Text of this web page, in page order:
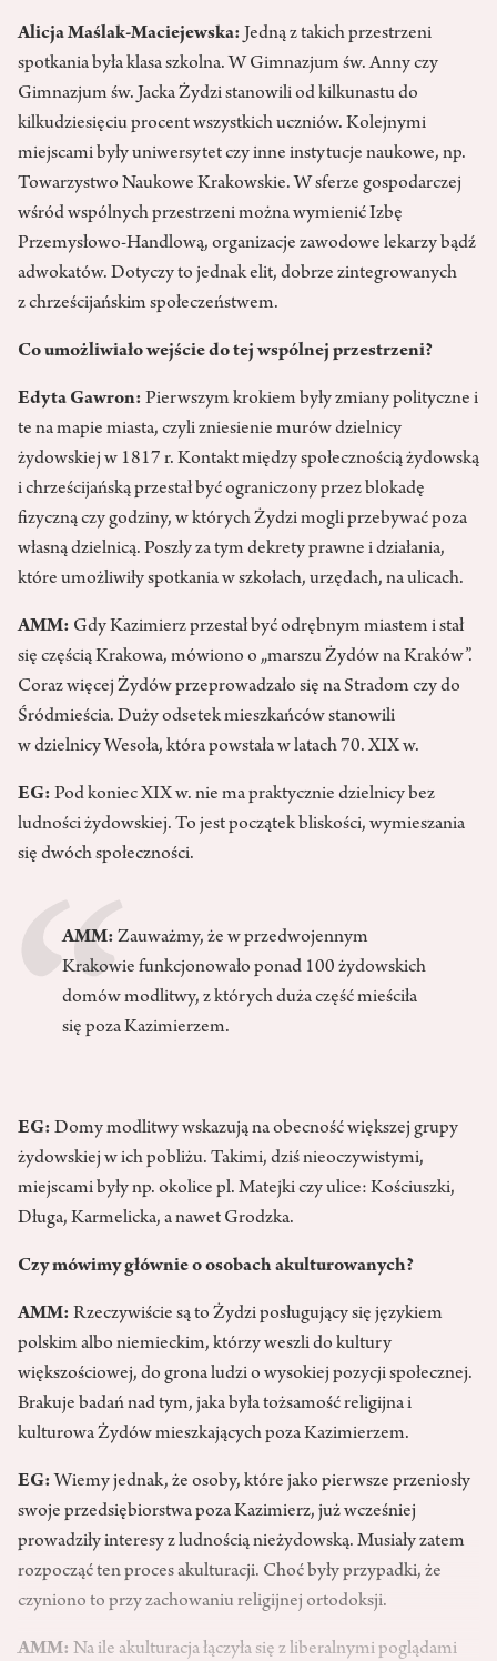
Alicja Maślak-Maciejewska: Jedną z takich przestrzeni
spotkania była klasa szkolna. W Gimnazjum św. Anny czy
Gimnazjum św. Jacka Żydzi stanowili od kilkunastu do
kilkudziesięciu procent wszystkich uczniów. Kolejnymi
miejscami były uniwersytet czy inne instytucje naukowe, np.
Towarzystwo Naukowe Krakowskie. W sferze gospodarczej
wśród wspólnych przestrzeni można wymienić Izbę
Przemysłowo-Handlową, organizacje zawodowe lekarzy bądź
adwokatów. Dotyczy to jednak elit, dobrze zintegrowanych
z chrześcijańskim społeczeństwem.
Co umożliwiało wejście do tej wspólnej przestrzeni?
Edyta Gawron: Pierwszym krokiem były zmiany polityczne i
te na mapie miasta, czyli zniesienie murów dzielnicy
żydowskiej w 1817 r. Kontakt między społecznością żydowską
i chrześcijańską przestał być ograniczony przez blokadę
fizyczną czy godziny, w których Żydzi mogli przebywać poza
własną dzielnicą. Poszły za tym dekrety prawne i działania,
które umożliwiły spotkania w szkołach, urzędach, na ulicach.
AMM: Gdy Kazimierz przestał być odrębnym miastem i stał
się częścią Krakowa, mówiono o „marszu Żydów na Kraków”.
Coraz więcej Żydów przeprowadzało się na Stradom czy do
Śródmieścia. Duży odsetek mieszkańców stanowili
w dzielnicy Wesoła, która powstała w latach 70. XIX w.
EG: Pod koniec XIX w. nie ma praktycznie dzielnicy bez
ludności żydowskiej. To jest początek bliskości, wymieszania
się dwóch społeczności.
AMM: Zauważmy, że w przedwojennym
Krakowie funkcjonowało ponad 100 żydowskich
domów modlitwy, z których duża część mieściła
się poza Kazimierzem.
EG: Domy modlitwy wskazują na obecność większej grupy
żydowskiej w ich pobliżu. Takimi, dziś nieoczywistymi,
miejscami były np. okolice pl. Matejki czy ulice: Kościuszki,
Długa, Karmelicka, a nawet Grodzka.
Czy mówimy głównie o osobach akulturowanych?
AMM: Rzeczywiście są to Żydzi posługujący się językiem
polskim albo niemieckim, którzy weszli do kultury
większościowej, do grona ludzi o wysokiej pozycji społecznej.
Brakuje badań nad tym, jaka była tożsamość religijna i
kulturowa Żydów mieszkających poza Kazimierzem.
EG: Wiemy jednak, że osoby, które jako pierwsze przeniosły
swoje przedsiębiorstwa poza Kazimierz, już wcześniej
prowadziły interesy z ludnością nieżydowską. Musiały zatem
rozpocząć ten proces akulturacji. Choć były przypadki, że
czyniono to przy zachowaniu religijnej ortodoksji.
AMM: Na ile akulturacja łączyła się z liberalnymi poglądami